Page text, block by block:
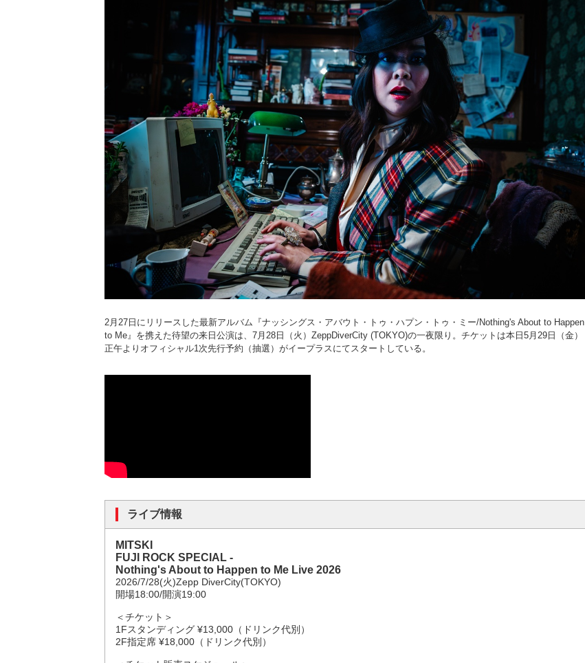
2月27日にリリースした最新アルバム『ナッシングス・アバウト・トゥ・ハプン・トゥ・ミー/Nothing's About to Happen
to Me』を携えた待望の来日公演は、7月28日（火）ZeppDiverCity (TOKYO)の一夜限り。チケットは本日5月29日（金）
正午よりオフィシャル1次先行予約（抽選）がイープラスにてスタートしている。
ライブ情報
MITSKI
FUJI ROCK SPECIAL -
Nothing's About to Happen to Me Live 2026
2026/7/28(火)Zepp DiverCity(TOKYO)
開場18:00/開演19:00
＜チケット＞
1Fスタンディング ¥13,000（ドリンク代別）
2F指定席 ¥18,000（ドリンク代別）